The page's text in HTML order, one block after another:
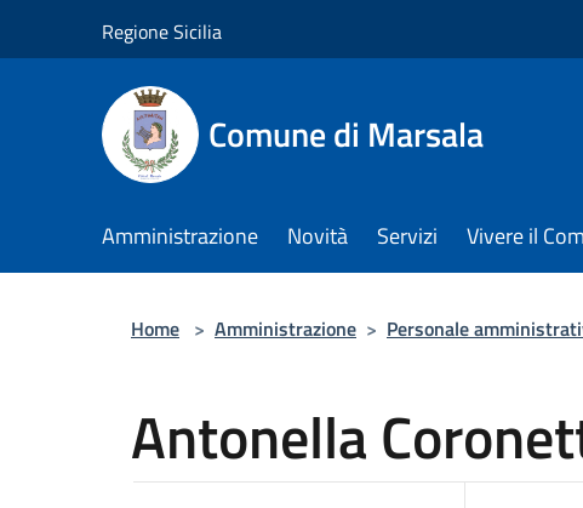
Regione Sicilia
Comune di Marsala
Amministrazione Novità Servizi Vivere il
Home > Amministrazione > Personale
Antonella